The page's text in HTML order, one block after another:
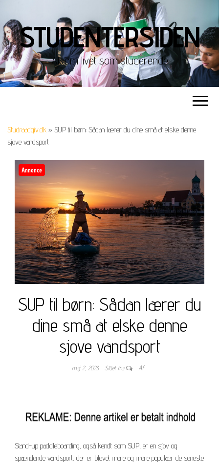
STUDENTERSIDEN
Alt om livet som studerende
Studraadgiv.dk » SUP til børn: Sådan lærer du dine små at elske denne
sjove vandsport
Annonce
SUP til børn: Sådan lærer du
dine små at elske denne
sjove vandsport
maj 2, 2023 Slået fra Af
Stand-up paddleboarding, også kendt som SUP, er en sjov og
spændende vandsport, der er blevet mere og mere populær de seneste